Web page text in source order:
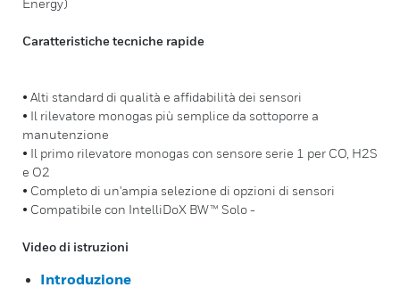
Energy)
Caratteristiche tecniche rapide
• Alti standard di qualità e affidabilità dei sensori
• Il rilevatore monogas più semplice da sottoporre a
manutenzione
• Il primo rilevatore monogas con sensore serie 1 per CO, H2S
e O2
• Completo di un'ampia selezione di opzioni di sensori
• Compatibile con IntelliDoX BW™ Solo -
Video di istruzioni
Introduzione